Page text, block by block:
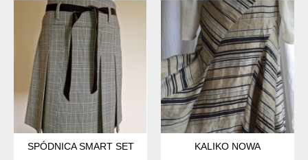
SPÓDNICA SMART SET
KALIKO NOWA